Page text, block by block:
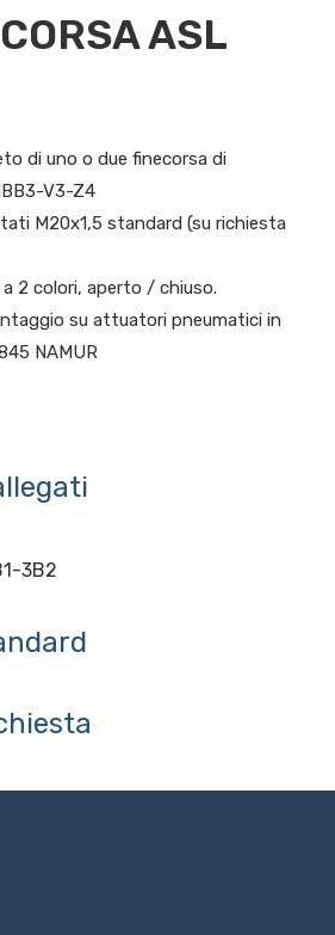
ASL
di uno o due finecorsa di
V3-Z4
M20x1,5 standard (su richiesta
2 colori, aperto / chiuso.
su attuatori pneumatici in
NAMUR
3B2